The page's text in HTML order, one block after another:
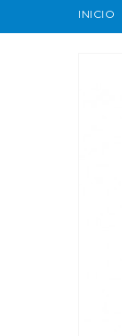
INICIO